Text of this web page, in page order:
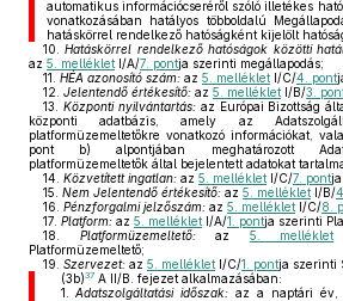
automatikus információcseréről szóló illetékes
vonatkozásában hatályos többoldalú
hatáskörrel rendelkező hatóságként kijelölt
10.
Hatáskörrel rendelkező hatóságok közötti
az 5. melléklet I/A/7. pontja szerinti megállapodás;
11. HÉA azonosító szám: az 5. melléklet I/C/4. pont
12. Jelentendő értékesítő: az 5. melléklet I/B/3.
13.
Központi nyilvántartás:az Európai Bizottság
központi adatbázis, amely az
platformüzemeltetőkre vonatkozó információkat,
pont b) alpontjában meghatározott
platformüzemeltetők által bejelentett adatokat
14. Közvetített ingatlan: az 5. melléklet I/C/7. pont
15. Nem Jelentendő értékesítő: az 5. melléklet I/B/
16. Pénzforgalmi jelzőszám: az 5. melléklet I/C/8.
17. Platform: az 5. melléklet I/A/1. pontja szerinti
18.
Platformüzemeltető:az 5. melléklet
Platformüzemeltető;
19. Szervezet: az 5. melléklet I/C/1. pontja szerinti
(3b)37A II/B. fejezet alkalmazásában:
1.
Adatszolgáltatási időszak: az a naptári év,